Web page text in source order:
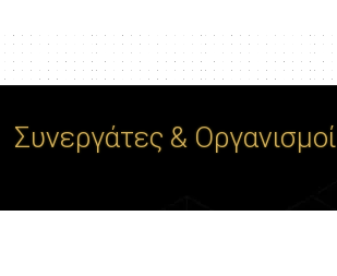
Συνεργάτες & Οργανισμοί